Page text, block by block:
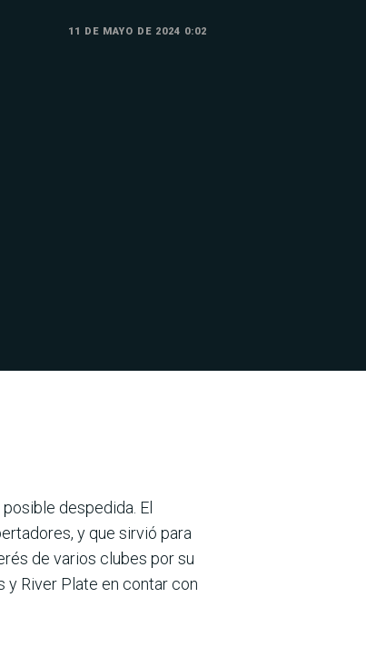
11 DE MAYO DE 2024 0:02
despedida. El
y que sirvió para
de varios clubes por su
y River Plate en contar con